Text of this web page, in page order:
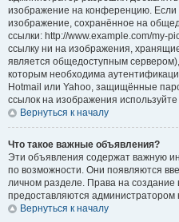
изображение на конференцию. Если
изображение, сохранённое на
ссылки: http://www.example.com/my-
ссылку ни на изображения,
является общедоступным
которым необходима
Hotmail или Yahoo, защищённые
ссылок на изображения
Вернуться к началу
Что такое важные объявления?
Эти объявления содержат важную
по возможности. Они появляются
личном разделе. Права на
предоставляются
Вернуться к началу